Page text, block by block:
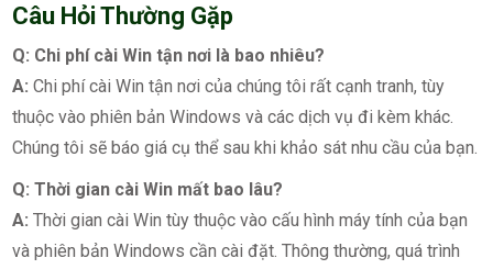
Câu Hỏi Thường Gặp
Q: Chi phí cài Win tận nơi là bao nhiêu?
A: Chi phí cài Win tận nơi của chúng tôi rất cạnh tranh, tùy
thuộc vào phiên bản Windows và các dịch vụ đi kèm khác.
Chúng tôi sẽ báo giá cụ thể sau khi khảo sát nhu cầu của bạn.
Q: Thời gian cài Win mất bao lâu?
A: Thời gian cài Win tùy thuộc vào cấu hình máy tính của bạn
và phiên bản Windows cần cài đặt. Thông thường, quá trình